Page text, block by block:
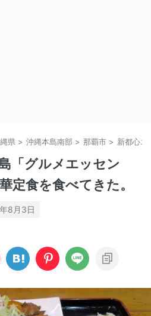
県 > 沖縄本島南部 > 那覇市 > 新都心エ
「グルメエッセン
定食を食べてきた。
8月3日